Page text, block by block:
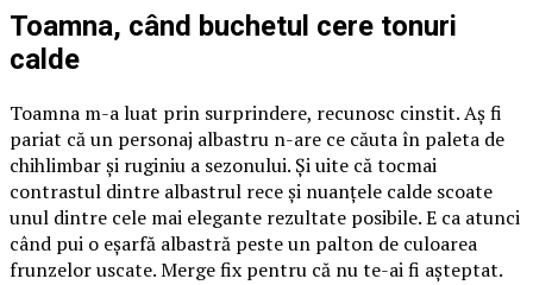
Toamna, când buchetul cere tonuri
calde
Toamna m-a luat prin surprindere, recunosc cinstit. Aș fi
pariat că un personaj albastru n-are ce căuta în paleta de
chihlimbar și ruginiu a sezonului. Și uite că tocmai
contrastul dintre albastrul rece și nuanțele calde scoate
unul dintre cele mai elegante rezultate posibile. E ca atunci
când pui o eșarfă albastră peste un palton de culoarea
frunzelor uscate. Merge fix pentru că nu te-ai fi așteptat.